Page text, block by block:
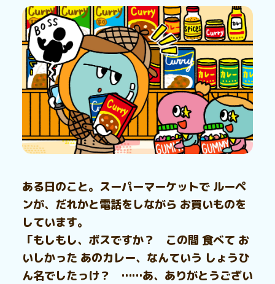
ある日のこと。スーパーマーケットで ルーペ
ンが、だれかと電話をしながら お買いものを
しています。
「もしもし、ボスですか？ この間 食べて お
いしかった あのカレー、なんていう しょうひ
ん名でしたっけ？ ……あ、ありがとうござい